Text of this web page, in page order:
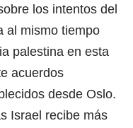
los intentos del
al mismo tiempo
palestina en esta
acuerdos
desde Oslo.
Israel recibe más